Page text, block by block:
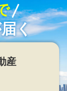
く
産